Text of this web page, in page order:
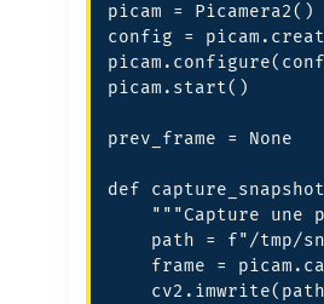
picam = Picamera2()
config =
picam.start()
prev_frame = None
def
"""Capture une
path = f"/tmp/
frame =